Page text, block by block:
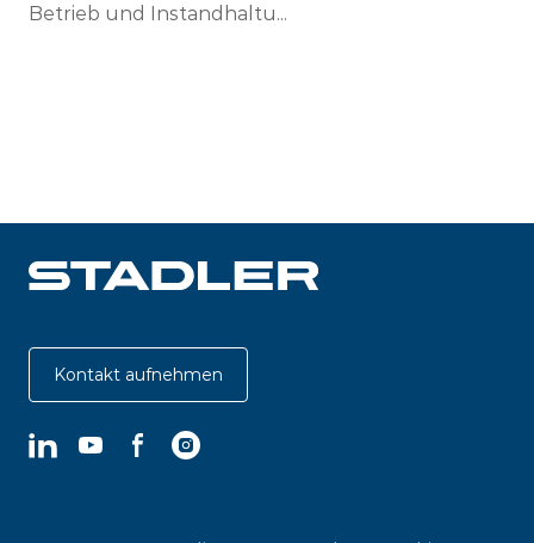
Betrieb und Instandhaltu...
Kontakt aufnehmen
LinkedInYouTubeFacebookInstagram